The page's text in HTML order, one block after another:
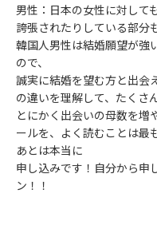
男性：日本の女性に対して
誇張されたりしている部分
韓国人男性は結婚願望が強
ので、
誠実に結婚を望む方と出会
の違いを理解して、たくさ
とにかく出会いの母数を増
ールを、よく読むことは最
あとは本当に
申し込みです！自分から申
ン！！